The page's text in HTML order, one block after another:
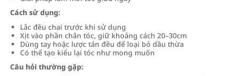
Cách sử dụng:
Lắc đều chai trước khi sử dụng
Xịt vào phần chân tóc, giữ khoảng cách 20–30cm
Dùng tay hoặc lược tán đều để loại bỏ dầu thừa
Có thể tạo kiểu lại tóc như mong muốn
Câu hỏi thường gặp: